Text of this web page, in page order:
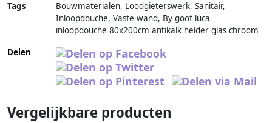
Tags
Bouwmaterialen, Loodgieterswerk, Sanitair,
Inloopdouche, Vaste wand, By goof luca
inloopdouche 80x200cm antikalk helder glas chroom
Delen
Vergelijkbare producten